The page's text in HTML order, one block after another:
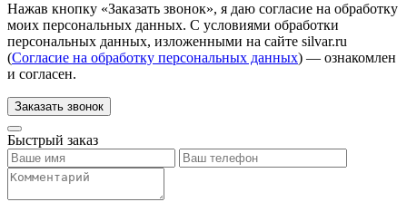
Нажав кнопку «Заказать звонок», я даю согласие на обработку
моих персональных данных. С условиями обработки
персональных данных, изложенными на сайте silvar.ru
(Согласие на обработку персональных данных) — ознакомлен
и согласен.
Заказать звонок
Быстрый заказ